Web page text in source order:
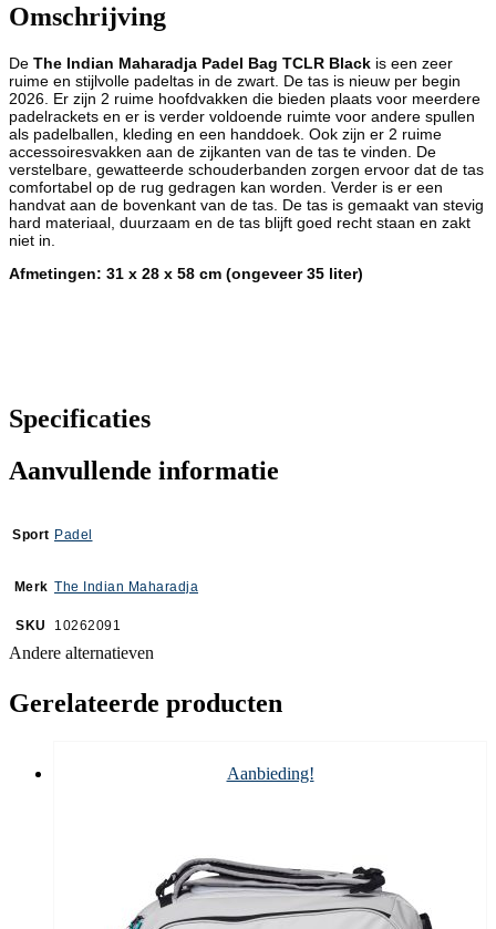
Omschrijving
De The Indian Maharadja Padel Bag TCLR Black is een zeer
ruime en stijlvolle padeltas in de zwart. De tas is nieuw per begin
2026. Er zijn 2 ruime hoofdvakken die bieden plaats voor meerdere
padelrackets en er is verder voldoende ruimte voor andere spullen
als padelballen, kleding en een handdoek. Ook zijn er 2 ruime
accessoiresvakken aan de zijkanten van de tas te vinden. De
verstelbare, gewatteerde schouderbanden zorgen ervoor dat de tas
comfortabel op de rug gedragen kan worden. Verder is er een
handvat aan de bovenkant van de tas. De tas is gemaakt van stevig
hard materiaal, duurzaam en de tas blijft goed recht staan en zakt
niet in.
Afmetingen: 31 x 28 x 58 cm (ongeveer 35 liter)
Specificaties
Aanvullende informatie
Sport Padel
Merk The Indian Maharadja
SKU 10262091
Andere alternatieven
Gerelateerde producten
Aanbieding!